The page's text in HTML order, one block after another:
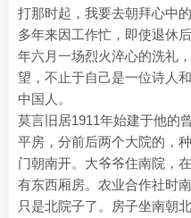
打那时起，我要去朝拜心中
多年来因工作忙，即使退休
年六月一场烈火淬心的洗礼
望，不止于自己是一位诗人
中国人。
莫言旧居1911年始建于他的
平房，分前后两个大院的，
门朝南开。大爷爷住南院，
有东西厢房。农业合作社时
只是北院子了。房子坐南朝